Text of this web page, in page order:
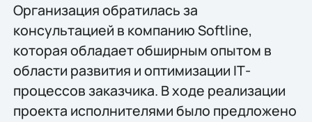
Организация обратилась за
консультацией в компанию Softline,
которая обладает обширным опытом в
области развития и оптимизации IТ-
процессов заказчика. В ходе реализации
проекта исполнителями было предложено